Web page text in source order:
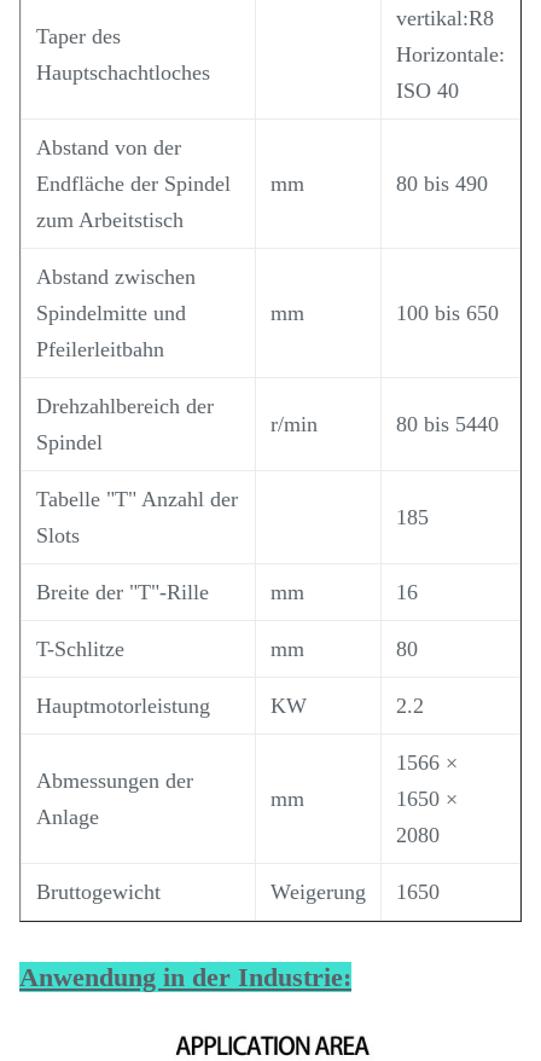
Taper des
Hauptschachtloches
vertikal:R8
Horizontale:
ISO 40
Abstand von der
Endfläche der Spindel
zum Arbeitstisch
mm 80 bis 490
Abstand zwischen
Spindelmitte und
Pfeilerleitbahn
mm 100 bis 650
Drehzahlbereich der
Spindel
r/min 80 bis 5440
Tabelle "T" Anzahl der
Slots
185
Breite der "T"-Rille mm 16
T-Schlitze mm 80
Hauptmotorleistung KW 2.2
Abmessungen der
Anlage
mm
1566 ×
1650 ×
2080
Bruttogewicht Weigerung 1650
Anwendung in der Industrie: